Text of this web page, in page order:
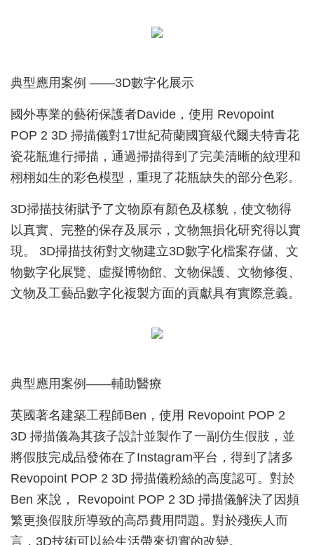
典型應用案例 ——3D數字化展示
國外專業的藝術保護者Davide，使用 Revopoint
POP 2 3D 掃描儀對17世紀荷蘭國寶級代爾夫特青花
瓷花瓶進行掃描，通過掃描得到了完美清晰的紋理和
栩栩如生的彩色模型，重現了花瓶缺失的部分色彩。
3D掃描技術賦予了文物原有顏色及樣貌，使文物得
以真實、完整的保存及展示，文物無損化研究得以實
現。 3D掃描技術對文物建立3D數字化檔案存儲、文
物數字化展覽、虛擬博物館、文物保護、文物修復、
文物及工藝品數字化複製方面的貢獻具有實際意義。
典型應用案例——輔助醫療
英國著名建築工程師Ben，使用 Revopoint POP 2
3D 掃描儀為其孩子設計並製作了一副仿生假肢，並
將假肢完成品發佈在了Instagram平台，得到了諸多
Revopoint POP 2 3D 掃描儀粉絲的高度認可。對於
Ben 來說， Revopoint POP 2 3D 掃描儀解決了因頻
繁更換假肢所導致的高昂費用問題。對於殘疾人而
言，3D技術可以給生活帶來切實的改變。